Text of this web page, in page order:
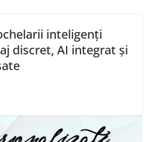
inteligenți
discret, AI integrat și